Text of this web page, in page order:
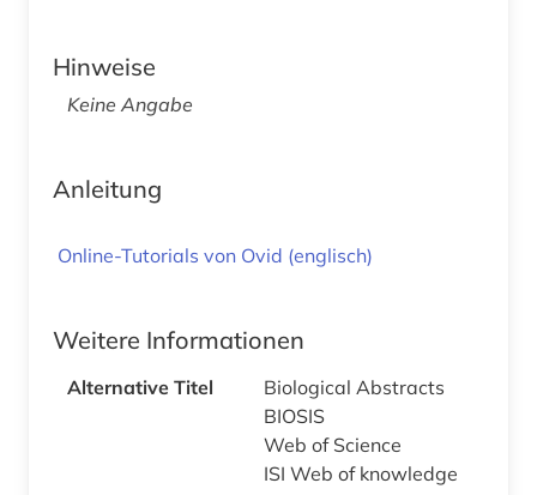
Hinweise
Keine Angabe
Anleitung
Online-Tutorials von Ovid (englisch)
Weitere Informationen
Alternative Titel
Biological Abstracts
BIOSIS
Web of Science
ISI Web of knowledge